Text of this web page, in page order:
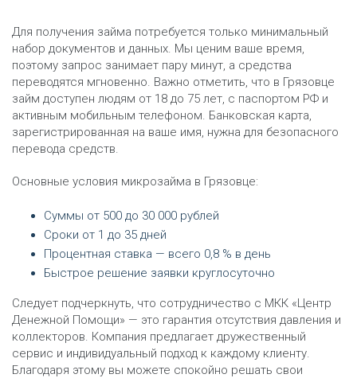
Для получения займа потребуется только минимальный
набор документов и данных. Мы ценим ваше время,
поэтому запрос занимает пару минут, а средства
переводятся мгновенно. Важно отметить, что в Грязовце
займ доступен людям от 18 до 75 лет, с паспортом РФ и
активным мобильным телефоном. Банковская карта,
зарегистрированная на ваше имя, нужна для безопасного
перевода средств.
Основные условия микрозайма в Грязовце:
Суммы от 500 до 30 000 рублей
Сроки от 1 до 35 дней
Процентная ставка — всего 0,8 % в день
Быстрое решение заявки круглосуточно
Следует подчеркнуть, что сотрудничество с МКК «Центр
Денежной Помощи» — это гарантия отсутствия давления и
коллекторов. Компания предлагает дружественный
сервис и индивидуальный подход к каждому клиенту.
Благодаря этому вы можете спокойно решать свои